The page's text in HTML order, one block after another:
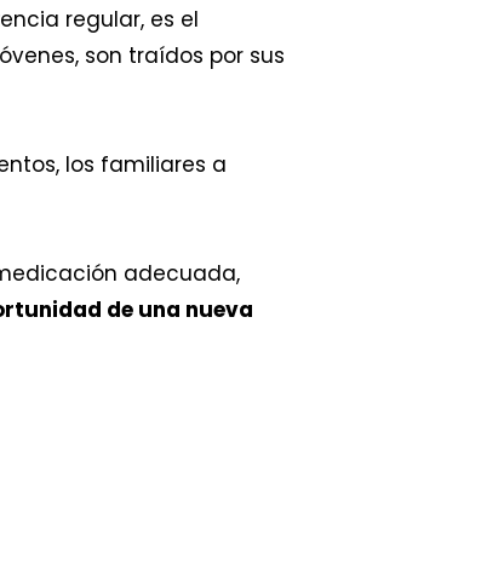
regular, es el
son traídos por sus
los familiares a
adecuada,
de una nueva